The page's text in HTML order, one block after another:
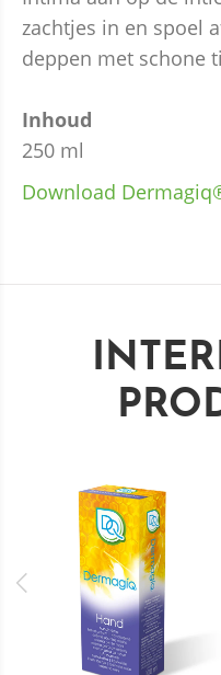
zachtjes in en spoel
deppen met schone
Inhoud
250 ml
Download